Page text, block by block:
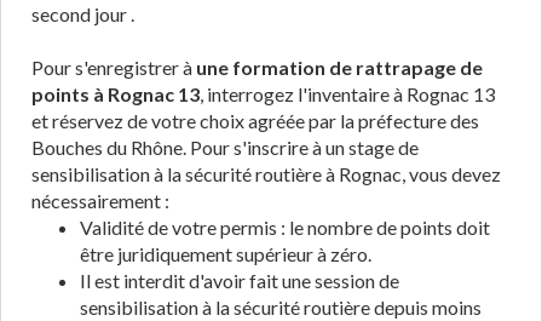
second jour .
Pour s'enregistrer à une formation de rattrapage de
points à Rognac 13, interrogez l'inventaire à Rognac 13
et réservez de votre choix agréée par la préfecture des
Bouches du Rhône. Pour s'inscrire à un stage de
sensibilisation à la sécurité routière à Rognac, vous devez
nécessairement :
Validité de votre permis : le nombre de points doit
être juridiquement supérieur à zéro.
Il est interdit d'avoir fait une session de
sensibilisation à la sécurité routière depuis moins